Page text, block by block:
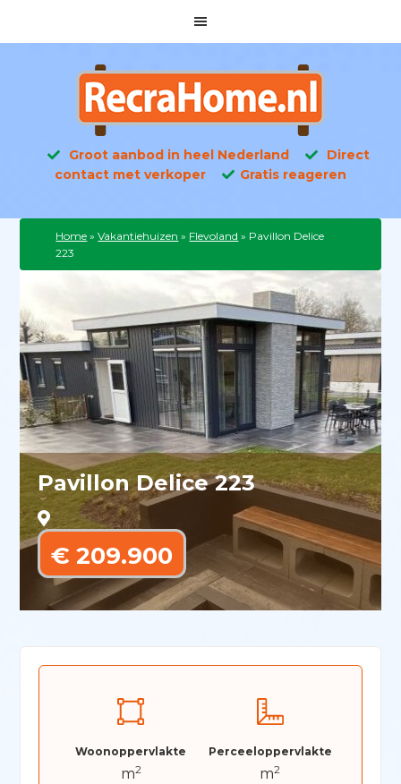
Groot aanbod in heel Nederland
Direct
contact met verkoper
Gratis reageren
Home »Vakantiehuizen » Flevoland » Pavillon Delice
223
Pavillon Delice 223
€ 209.900
Woonoppervlakte
m2
Perceeloppervlakte
m2